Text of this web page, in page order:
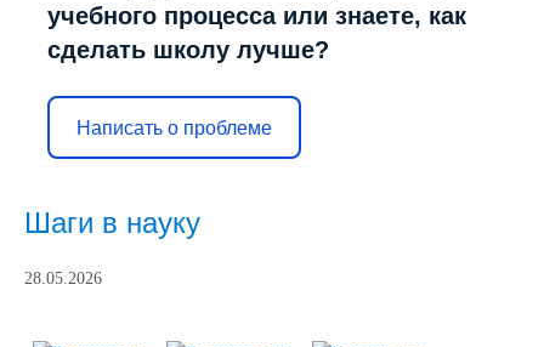
учебного процесса или знаете, как
сделать школу лучше?
Написать о проблеме
Шаги в науку
28.05.2026